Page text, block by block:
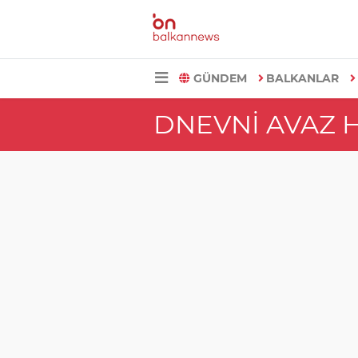
GÜNDEM BALKANLAR
DNEVNI AVAZ